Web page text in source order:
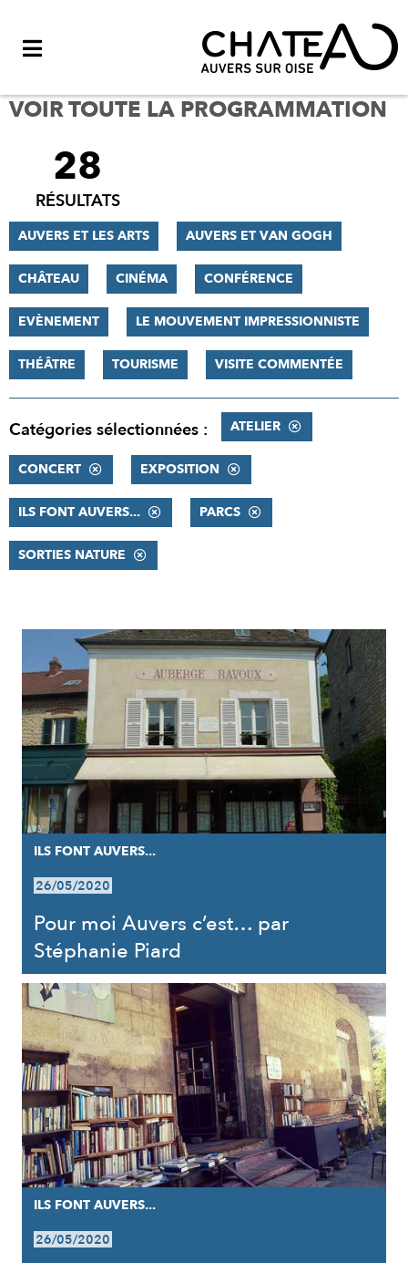
VOIR TOUTE LA PROGRAMMATION
FILTRER
RÉSULTATS
28
RÉSULTATS
AUVERS ET LES ARTS AUVERS ET VAN GOGH
CHÂTEAU CINÉMA CONFÉRENCE
EVÈNEMENT LE MOUVEMENT IMPRESSIONNISTE
THÉÂTRE TOURISME VISITE COMMENTÉE
Catégories sélectionnées : ATELIER
CONCERT EXPOSITION
ILS FONT AUVERS... PARCS
SORTIES NATURE
RÉSULTATS
ILS FONT AUVERS...
26/05/2020
Pour moi Auvers c’est… par
Stéphanie Piard
ILS FONT AUVERS...
26/05/2020